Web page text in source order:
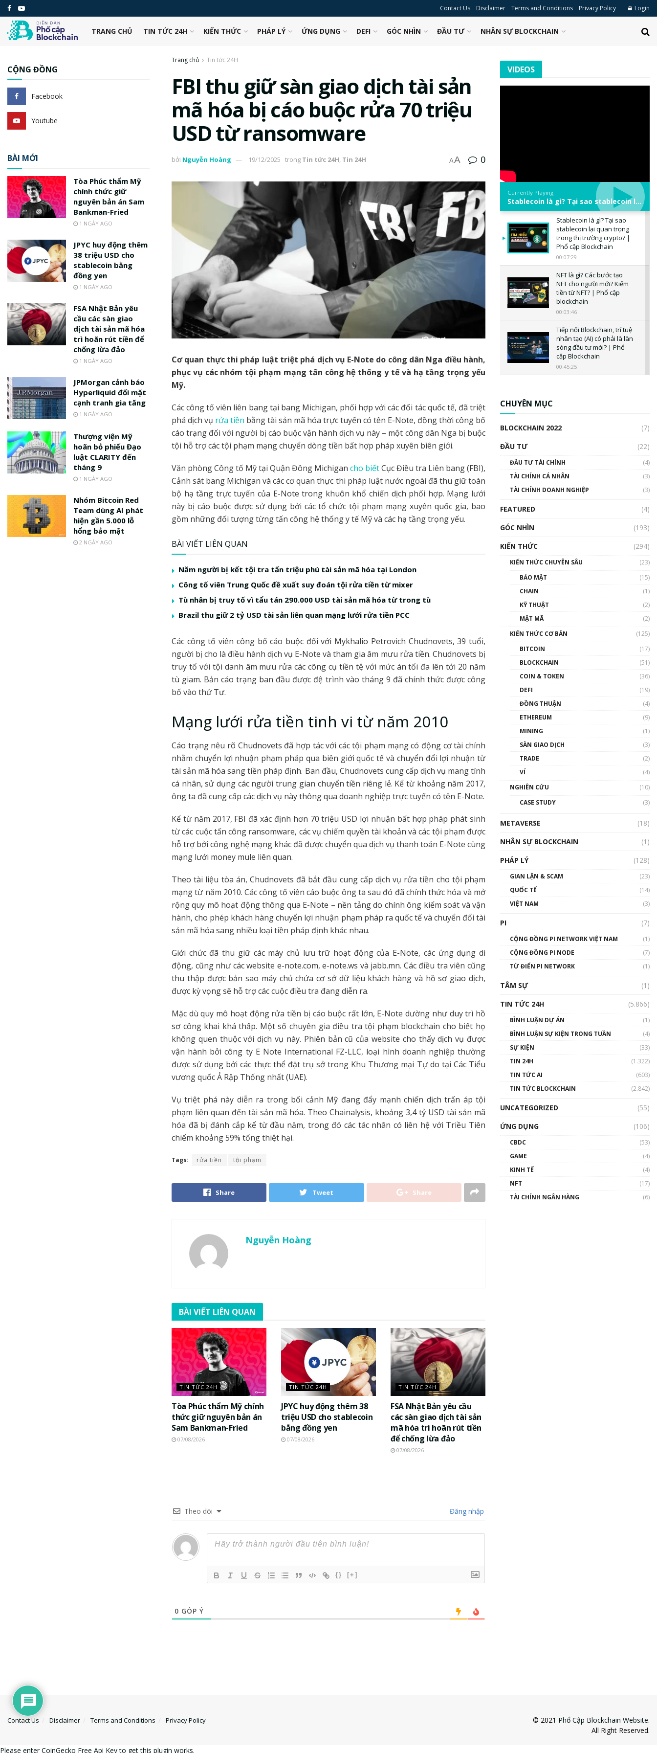
Contact Us Disclaimer Terms and Conditions Privacy Policy Login
TRANG CHỦ TIN TỨC 24H KIẾN THỨC PHÁP LÝ ỨNG DỤNG DEFI GÓC NHÌN ĐẦU TƯ NHÂN SỰ BLOCKCHAIN
Trang chủ Tin tức 24H
FBI thu giữ sàn giao dịch tài sản
mã hóa bị cáo buộc rửa 70 triệu
USD từ ransomware
bởi Nguyễn Hoàng 19/12/2025 trong Tin tức 24H, Tin 24H AA 0
Cơ quan thực thi pháp luật triệt phá dịch vụ E-Note do công dân Nga điều hành,
phục vụ các nhóm tội phạm mạng tấn công hệ thống y tế và hạ tầng trọng yếu
Mỹ.
Các công tố viên liên bang tại bang Michigan, phối hợp với các đối tác quốc tế, đã triệt
phá dịch vụ rửa tiền bằng tài sản mã hóa trực tuyến có tên E-Note, đồng thời công bố
cáo trạng đối với người bị cáo buộc vận hành dịch vụ này – một công dân Nga bị buộc
tội hỗ trợ các tội phạm mạng chuyển dòng tiền bất hợp pháp xuyên biên giới.
Văn phòng Công tố Mỹ tại Quận Đông Michigan cho biếtCục Điều tra Liên bang (FBI),
Cảnh sát bang Michigan và các cơ quan thực thi pháp luật nước ngoài đã thu giữ toàn
bộ hạ tầng trực tuyến của E-Note trong khuôn khổ chiến dịch phối hợp. Mạng lưới
này bị cáo buộc được sử dụng bởi các tổ chức tội phạm mạng xuyên quốc gia, bao
gồm những đối tượng từng tấn công hệ thống y tế Mỹ và các hạ tầng trọng yếu.
BÀI VIẾT LIÊN QUAN
Năm người bị kết tội tra tấn triệu phú tài sản mã hóa tại London
Công tố viên Trung Quốc đề xuất suy đoán tội rửa tiền từ mixer
Tù nhân bị truy tố vì tẩu tán 290.000 USD tài sản mã hóa từ trong tù
Brazil thu giữ 2 tỷ USD tài sản liên quan mạng lưới rửa tiền PCC
Các công tố viên công bố cáo buộc đối với Mykhalio Petrovich Chudnovets, 39 tuổi,
người bị cho là điều hành dịch vụ E-Note và tham gia âm mưu rửa tiền. Chudnovets bị
truy tố với tội danh âm mưu rửa các công cụ tiền tệ với mức án tối đa lên tới 20 năm
tù giam. Bản cáo trạng ban đầu được đệ trình vào tháng 9 đã chính thức được công
bố vào thứ Tư.
Mạng lưới rửa tiền tinh vi từ năm 2010
Cáo trạng nêu rõ Chudnovets đã hợp tác với các tội phạm mạng có động cơ tài chính
nhằm chuyển lợi nhuận phạm pháp qua biên giới quốc tế và chuyển đổi lợi nhuận từ
tài sản mã hóa sang tiền pháp định. Ban đầu, Chudnovets cung cấp dịch vụ mang tính
cá nhân, sử dụng các người trung gian chuyển tiền riêng lẻ. Kể từ khoảng năm 2017,
ông ta đã cung cấp các dịch vụ này thông qua doanh nghiệp trực tuyến có tên E-Note.
Kể từ năm 2017, FBI đã xác định hơn 70 triệu USD lợi nhuận bất hợp pháp phát sinh
từ các cuộc tấn công ransomware, các vụ chiếm quyền tài khoản và các tội phạm được
hỗ trợ bởi công nghệ mạng khác đã được chuyển qua dịch vụ thanh toán E-Note cùng
mạng lưới money mule liên quan.
Theo tài liệu tòa án, Chudnovets đã bắt đầu cung cấp dịch vụ rửa tiền cho tội phạm
mạng từ năm 2010. Các công tố viên cáo buộc ông ta sau đó đã chính thức hóa và mở
rộng quy mô hoạt động thông qua E-Note – nền tảng do chính ông kiểm soát và vận
hành, cho phép khách hàng chuyển lợi nhuận phạm pháp ra quốc tế và chuyển đổi tài
sản mã hóa sang nhiều loại tiền pháp định khác nhau.
Giới chức đã thu giữ các máy chủ lưu trữ hoạt động của E-Note, các ứng dụng di
động, cũng như các website e-note.com, e-note.ws và jabb.mn. Các điều tra viên cũng
thu thập được bản sao máy chủ chứa cơ sở dữ liệu khách hàng và hồ sơ giao dịch,
được kỳ vọng sẽ hỗ trợ các cuộc điều tra đang diễn ra.
Mặc dù quy mô hoạt động rửa tiền bị cáo buộc rất lớn, E-Note dường như duy trì hồ
sơ công khai khá thấp. Một số chuyên gia điều tra tội phạm blockchain cho biết họ
không quen thuộc với dịch vụ này. Phiên bản cũ của website cho thấy dịch vụ được
vận hành bởi công ty E Note International FZ-LLC, loại hình doanh nghiệp thường
được sử dụng bởi các thực thể đặt trụ sở trong Khu Thương mại Tự do tại Các Tiểu
vương quốc Ả Rập Thống nhất (UAE).
Vụ triệt phá này diễn ra trong bối cảnh Mỹ đang đẩy mạnh chiến dịch trấn áp tội
phạm liên quan đến tài sản mã hóa. Theo Chainalysis, khoảng 3,4 tỷ USD tài sản mã
hóa đã bị đánh cắp kể từ đầu năm, trong đó các tác nhân có liên hệ với Triều Tiên
chiếm khoảng 59% tổng thiệt hại.
Tags: rửa tiền tội phạm
Share Tweet Share
Nguyễn Hoàng
BÀI VIẾT LIÊN QUAN
TIN TỨC 24H
Tòa Phúc thẩm Mỹ chính
thức giữ nguyên bản án
Sam Bankman-Fried
07/08/2026
TIN TỨC 24H
JPYC huy động thêm 38
triệu USD cho stablecoin
bằng đồng yen
07/08/2026
TIN TỨC 24H
FSA Nhật Bản yêu cầu
các sàn giao dịch tài sản
mã hóa trì hoãn rút tiền
để chống lừa đảo
07/08/2026
Theo dõi Đăng nhập
{} [+]
0 GÓP Ý
CỘNG ĐỒNG
Facebook
Youtube
BÀI MỚI
Tòa Phúc thẩm Mỹ
chính thức giữ
nguyên bản án Sam
Bankman-Fried
1 NGÀY AGO
JPYC huy động thêm
38 triệu USD cho
stablecoin bằng
đồng yen
1 NGÀY AGO
FSA Nhật Bản yêu
cầu các sàn giao
dịch tài sản mã hóa
trì hoãn rút tiền để
chống lừa đảo
1 NGÀY AGO
JPMorgan cảnh báo
Hyperliquid đối mặt
cạnh tranh gia tăng
1 NGÀY AGO
Thượng viện Mỹ
hoãn bỏ phiếu Đạo
luật CLARITY đến
tháng 9
1 NGÀY AGO
Nhóm Bitcoin Red
Team dùng AI phát
hiện gần 5.000 lỗ
hổng bảo mật
2 NGÀY AGO
VIDEOS
Currently Playing
Stablecoin là gì? Tại sao stablecoin lại quan trọng trong thị trường crypto? | Phổ cập Blockchain
Stablecoin là gì? Tại sao
stablecoin lại quan trọng
trong thị trường crypto? |
Phổ cập Blockchain
00:07:29
NFT là gì? Các bước tạo
NFT cho người mới? Kiếm
tiền từ NFT? | Phổ cập
blockchain
00:03:46
Tiếp nối Blockchain, trí tuệ
nhân tạo (AI) có phải là làn
sóng đầu tư mới? | Phổ
cập Blockchain
00:45:25
uptrend trong năm 2023? |
Phổ cập Blockchain
00:02:14
Nhìn lại năm 2022: Những
nhân vật ảnh hưởng nhất
hệ sinh thái tiền mã hoá |
Blockchain
Nhân sự tương lại ngành
Blockchain Việt Nam | Phổ
cập Blockchain
Blockchain đang được ứng
01:34:46
01:32:59
Talkshow17: Mùa đông
Crypto – Chiếc khăn gió ấm
01:49:30
Talkshow 14: MemeCoin –
CHUYÊN MỤC
BLOCKCHAIN 2022
(7)
ĐẦU TƯ
(22)
ĐẦU TƯ TÀI CHÍNH
(4)
TÀI CHÍNH CÁ NHÂN
(3)
TÀI CHÍNH DOANH NGHIỆP
(3)
FEATURED
(4)
GÓC NHÌN
(193)
KIẾN THỨC
(294)
KIẾN THỨC CHUYÊN SÂU
(23)
BẢO MẬT
(15)
CHAIN
(1)
KỸ THUẬT
(2)
MẬT MÃ
(2)
KIẾN THỨC CƠ BẢN
(125)
BITCOIN
(17)
BLOCKCHAIN
(51)
COIN & TOKEN
(36)
DEFI
(19)
ĐỒNG THUẬN
(4)
ETHEREUM
(9)
MINING
(1)
SÀN GIAO DỊCH
(3)
TRADE
(2)
VÍ
(4)
NGHIÊN CỨU
(10)
CASE STUDY
(3)
METAVERSE
(18)
NHÂN SỰ BLOCKCHAIN
(1)
PHÁP LÝ
(128)
GIAN LẬN & SCAM
(23)
QUỐC TẾ
(14)
VIỆT NAM
(3)
PI (7)
CỘNG ĐỒNG PI NETWORK VIỆT NAM
(1)
CỘNG ĐỒNG PI NODE
(7)
TỪ ĐIỂN PI NETWORK
(1)
TÂM SỰ
(1)
TIN TỨC 24H
(5.866)
BÌNH LUẬN DỰ ÁN
(1)
BÌNH LUẬN SỰ KIỆN TRONG TUẦN
(4)
SỰ KIỆN
(33)
TIN 24H
(1.322)
TIN TỨC AI
(603)
TIN TỨC BLOCKCHAIN
(2.842)
UNCATEGORIZED
(55)
ỨNG DỤNG
(106)
CBDC
(53)
GAME
(4)
KINH TẾ
(4)
NFT
(17)
TÀI CHÍNH NGÂN HÀNG
(6)
Contact Us Disclaimer Terms and Conditions Privacy Policy © 2021 Phổ Cập Blockchain Website.
All Right Reserved.
Please enter CoinGecko Free Api Key to get this plugin works.